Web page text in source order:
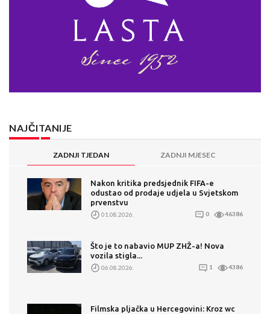
NAJČITANIJE
ZADNJI TJEDAN ZADNJI MJESEC
Nakon kritika predsjednik FIFA-e
odustao od prodaje udjela u Svjetskom
prvenstvu
01.08.2026. 0 46386
Što je to nabavio MUP ZHŽ-a! Nova
vozila stigla...
06.08.2026. 1 4386
Filmska pljačka u Hercegovini: Kroz wc